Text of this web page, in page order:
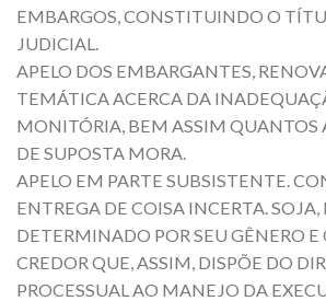
EMBARGOS, CONSTITUINDO O
JUDICIAL.
APELO DOS EMBARGANTES,
TEMÁTICA ACERCA DA
MONITÓRIA, BEM ASSIM QUANTOS
DE SUPOSTA MORA.
APELO EM PARTE SUBSISTENTE.
ENTREGA DE COISA INCERTA.
DETERMINADO POR SEU GÊNERO
CREDOR QUE, ASSIM, DISPÕE DO
PROCESSUAL AO MANEJO DA